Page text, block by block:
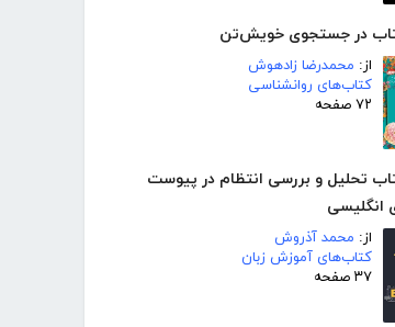
در جستجوی خویش‌تن
از: محمدرضا زادهوش
کتاب‌های روانشناسی
۷۲ صفحه
تحلیل و بررسی انتظام در پیوست
انگلیسی
از: محمد آذروش
کتاب‌های آموزش زبان
۳۷ صفحه